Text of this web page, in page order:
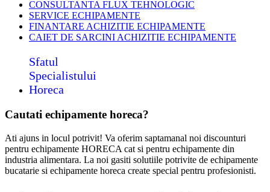
CONSULTANTA FLUX TEHNOLOGIC
SERVICE ECHIPAMENTE
FINANTARE ACHIZITIE ECHIPAMENTE
CAIET DE SARCINI ACHIZITIE ECHIPAMENTE
Sfatul
Specialistului
Horeca
Cautati echipamente horeca?
Ati ajuns in locul potrivit! Va oferim saptamanal noi discounturi
pentru echipamente HORECA cat si pentru echipamente din
industria alimentara. La noi gasiti solutiile potrivite de echipamente
bucatarie si echipamente horeca create special pentru profesionisti.